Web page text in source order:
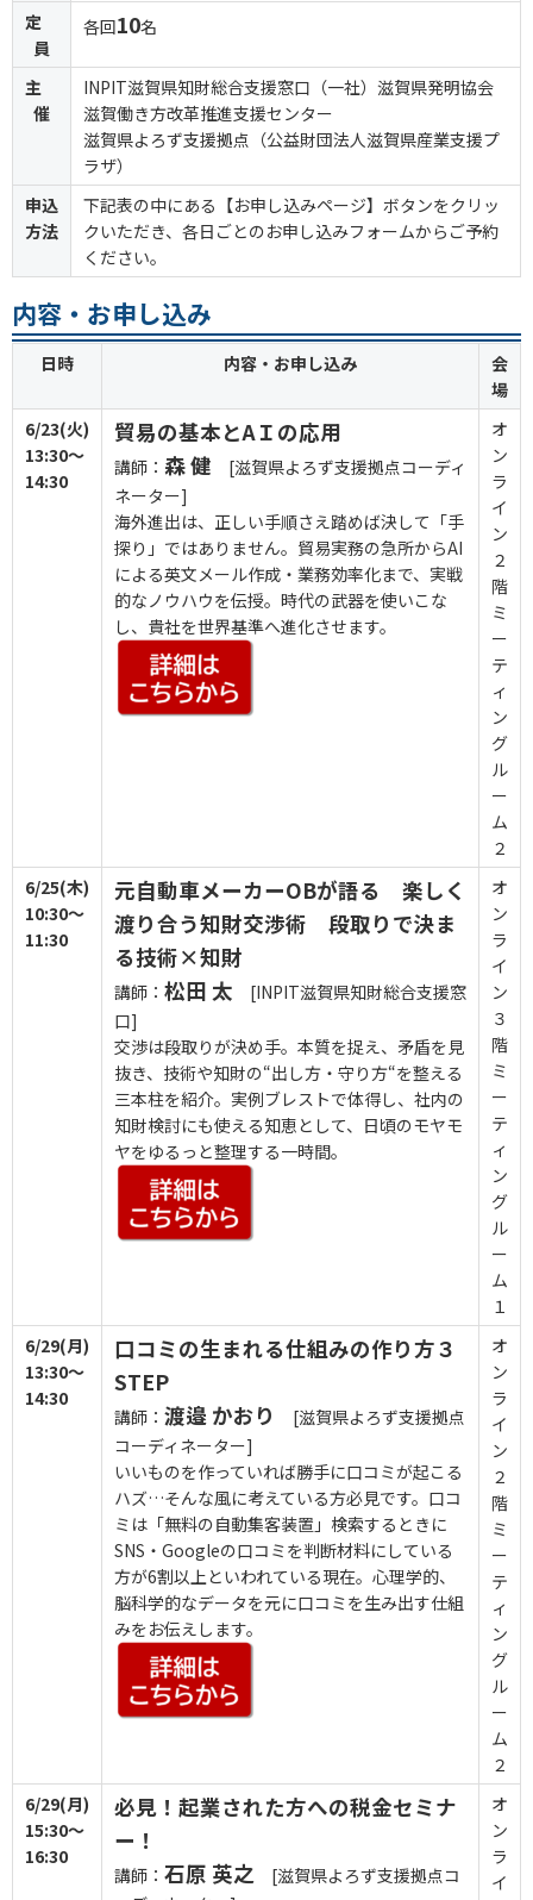
定
員
各回10名
主
催
INPIT滋賀県知財総合支援窓口（一社）滋賀県発明協会
滋賀働き方改革推進支援センター
滋賀県よろず支援拠点（公益財団法人滋賀県産業支援プ
ラザ）
申込
方法
下記表の中にある【お申し込みページ】ボタンをクリッ
クいただき、各日ごとのお申し込みフォームからご予約
ください。
内容・お申し込み
日時 内容・お申し込み
会
場
6/23(火)
13:30～
14:30
貿易の基本とAＩの応用
講師： 森 健 [滋賀県よろず支援拠点コーディ
ネーター]
海外進出は、正しい手順さえ踏めば決して「手
探り」ではありません。貿易実務の急所からAI
による英文メール作成・業務効率化まで、実戦
的なノウハウを伝授。時代の武器を使いこな
し、貴社を世界基準へ進化させます。
オ
ン
ラ
イ
ン
２
階
ミ
ー
テ
ィ
ン
グ
ル
ー
ム
２
6/25(木)
10:30～
11:30
元自動車メーカーOBが語る 楽しく
渡り合う知財交渉術 段取りで決ま
る技術×知財
講師： 松田 太 [INPIT滋賀県知財総合支援窓
口]
交渉は段取りが決め手。本質を捉え、矛盾を見
抜き、技術や知財の“出し方・守り方“を整える
三本柱を紹介。実例ブレストで体得し、社内の
知財検討にも使える知恵として、日頃のモヤモ
ヤをゆるっと整理する一時間。
オ
ン
ラ
イ
ン
３
階
ミ
ー
テ
ィ
ン
グ
ル
ー
ム
１
6/29(月)
13:30～
14:30
口コミの生まれる仕組みの作り方３
STEP
講師： 渡邉 かおり
[滋賀県よろず支援拠点
コーディネーター]
いいものを作っていれば勝手に口コミが起こる
ハズ…そんな風に考えている方必見です。口コ
ミは「無料の自動集客装置」検索するときに
SNS・Googleの口コミを判断材料にしている
方が6割以上といわれている現在。心理学的、
脳科学的なデータを元に口コミを生み出す仕組
みをお伝えします。
オ
ン
ラ
イ
ン
２
階
ミ
ー
テ
ィ
ン
グ
ル
ー
ム
２
6/29(月)
15:30～
16:30
必見！起業された方への税金セミナ
ー！
講師： 石原 英之 [滋賀県よろず支援拠点コ
オ
ン
ラ
イ